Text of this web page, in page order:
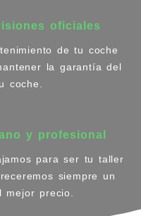
oficiales
de tu coche
la garantía del
coche.
y profesional
para ser tu taller
siempre un
precio.